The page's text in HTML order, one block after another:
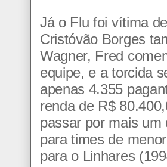
Já o Flu foi vítima
Cristóvão Borges
Wagner, Fred
equipe, e a torcida
apenas 4.355
renda de R$
passar por mais um
para times de
para o Linhares